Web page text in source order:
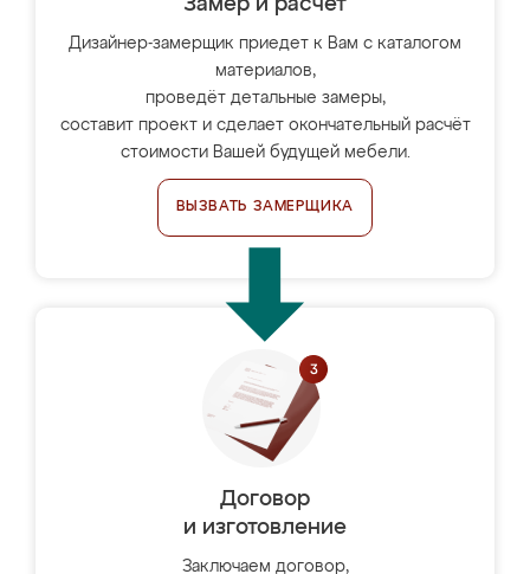
Замер и расчет
Дизайнер-замерщик приедет к Вам с каталогом
материалов,
проведёт детальные замеры,
составит проект и сделает окончательный расчёт
стоимости Вашей будущей мебели.
ВЫЗВАТЬ ЗАМЕРЩИКА
Договор
и изготовление
Заключаем договор,